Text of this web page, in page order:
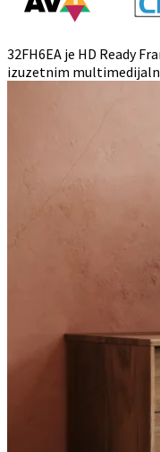
32FH6EA je HD Ready
izuzetnim